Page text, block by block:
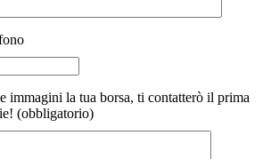
immagini la tua borsa, ti contatterò il prima
(obbligatorio)